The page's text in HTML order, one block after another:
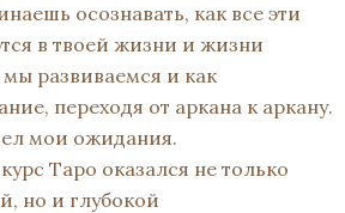
осознавать, как все эти
в твоей жизни и жизни
развиваемся и как
переходя от аркана к аркану.
мои ожидания.
Таро оказался не только
но и глубокой